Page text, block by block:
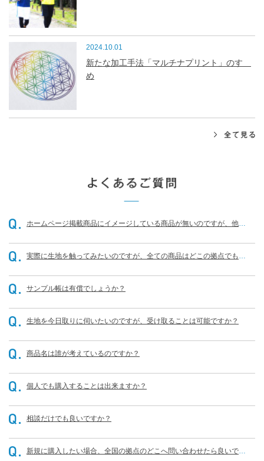
2024.10.01
新たな加工手法「マルチナプリント」のすゝ
め
ホームページ掲載商品にイメージしている商品が無いのですが、他に
実際に生地を触ってみたいのですが、全ての商品はどこの拠点でも可
サンプル帳は有償でしょうか？
生地を今日取りに伺いたいのですが、受け取ることは可能ですか？
商品名は誰が考えているのですか？
個人でも購入することは出来ますか？
相談だけでも良いですか？
新規に購入したい場合、全国の拠点のどこへ問い合わせたら良いです